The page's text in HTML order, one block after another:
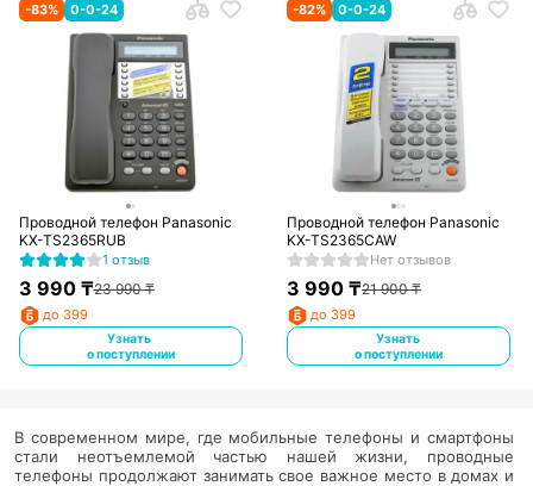
-83% 0-0-24
Проводной телефон Panasonic
KX-TS2365RUB
1 отзыв
3 990₸23 990₸
до 399
Узнать
о поступлении
-82% 0-0-24
Проводной телефон Panasonic
KX-TS2365CAW
Нет отзывов
3 990 ₸21 900₸
до 399
Узнать
о поступлении
В современном мире, где мобильные телефоны и смартфоны
стали неотъемлемой частью нашей жизни, проводные
телефоны продолжают занимать свое важное место в домах и